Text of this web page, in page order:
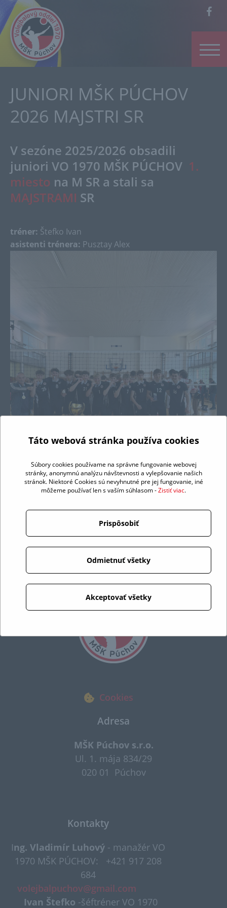
JUNIORI MŠK PÚCHOV
2026 MAJSTRI SR
V sezóne 2025/2026 obsadili
juniori VO 1970 MŠK PÚCHOV 1.
miesto na M SR a stali sa
MAJSTRAMI SR
tréner: Štefko Ivan
asistenti trénera: Pusztay Alex
Cookies
Adresa
MŠK Púchov s.r.o.
Ul. 1. mája 834/29
020 01 Púchov
Kontakty
Ing. Vladimír Luhový - manažér VO
1970 MŠK PÚCHOV: +421 917 208
684
volejbalpuchov@gmail.com​​
Ivan Štefko -šéftréner VO 1970
Táto webová stránka používa cookies
Súbory cookies používame na správne fungovanie webovej
stránky, anonymnú analýzu návštevnosti a vylepšovanie našich
stránok. Niektoré Cookies sú nevyhnutné pre jej fungovanie, iné
môžeme používať len s vaším súhlasom -Zistiť viac.
Prispôsobiť
Odmietnuť všetky
Akceptovať všetky